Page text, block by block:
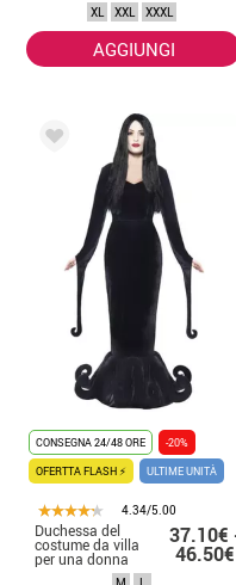
XL XXL XXXL
AGGIUNGI
CONSEGNA 24/48 ORE
-20%
OFERTTA FLASH ⚡
ULTIME UNITÀ
4.34/5.00
Duchessa del
costume da villa
per una donna
37.10€
46.50€